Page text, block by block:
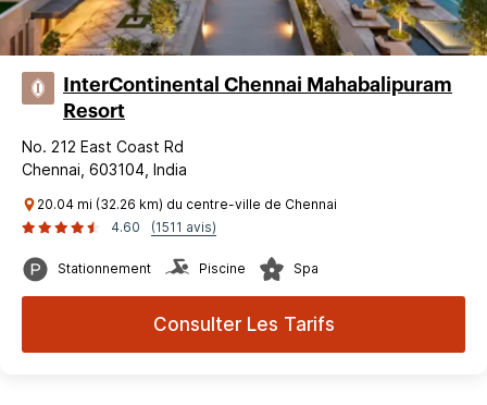
InterContinental Chennai Mahabalipuram
Resort
No. 212 East Coast Rd
Chennai, 603104, India
20.04 mi (32.26 km) du centre-ville de Chennai
4.60
(1511 avis)
Stationnement Piscine Spa
Consulter Les Tarifs